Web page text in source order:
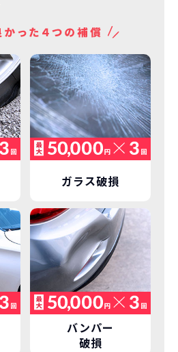
ガラス破損
バンパー
破損